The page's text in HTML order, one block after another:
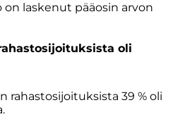
laskenut pääosin arvon
oli
rahastosijoituksista 39 % oli